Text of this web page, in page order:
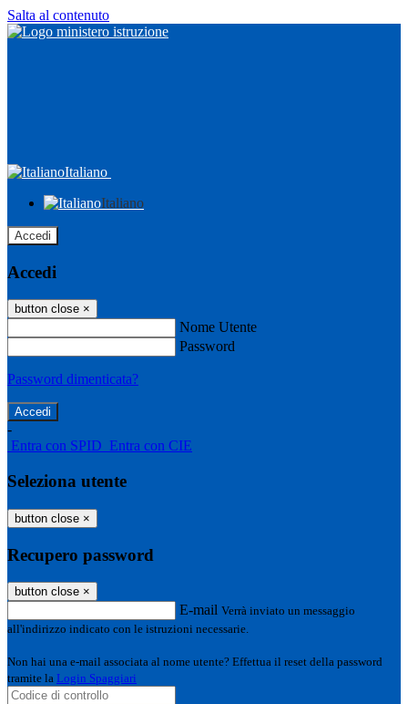
Salta al contenuto
Italiano
Italiano
Accedi
Accedi
button close ×
Nome Utente
Password
Password dimenticata?
-
Entra con SPID Entra con CIE
Seleziona utente
button close ×
Recupero password
button close ×
E-mail Verrà inviato un messaggio
all'indirizzo indicato con le istruzioni necessarie.
Non hai una e-mail associata al nome utente? Effettua il reset della password
tramite la Login Spaggiari